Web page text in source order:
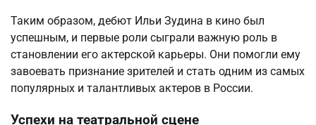
Таким образом, дебют Ильи Зудина в кино был
успешным, и первые роли сыграли важную роль в
становлении его актерской карьеры. Они помогли ему
завоевать признание зрителей и стать одним из самых
популярных и талантливых актеров в России.
Успехи на театральной сцене